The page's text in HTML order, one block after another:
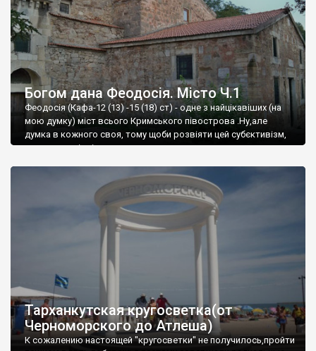
Богом дана Феодосія. Місто Ч.1
Феодосія (Кафа-12 (13) -15 (18) ст) - одне з найцікавіших (на
мою думку) міст всього Кримського півострова .Ну,але
думка в кожного своя, тому щоби розвіяти цей субєктивізм,
запрошую відвідати це
Тарханкутская кругосветка(от
Черноморского до Атлеша)
К сожалению настоящей "кругосветки" не получилось,пройти